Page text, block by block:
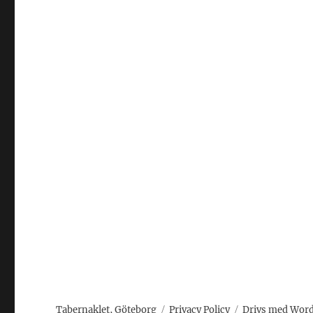
Tabernaklet, Göteborg Privacy Policy Drivs med